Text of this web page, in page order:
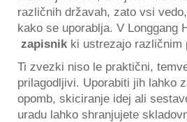
različnih državah, zato vsi
kako se uporablja. V Longgang
zapisnik ki ustrezajo različnim
Ti zvezki niso le praktični,
prilagodljivi. Uporabiti jih lahko
opomb, skiciranje idej ali
uradu lahko shranjujete